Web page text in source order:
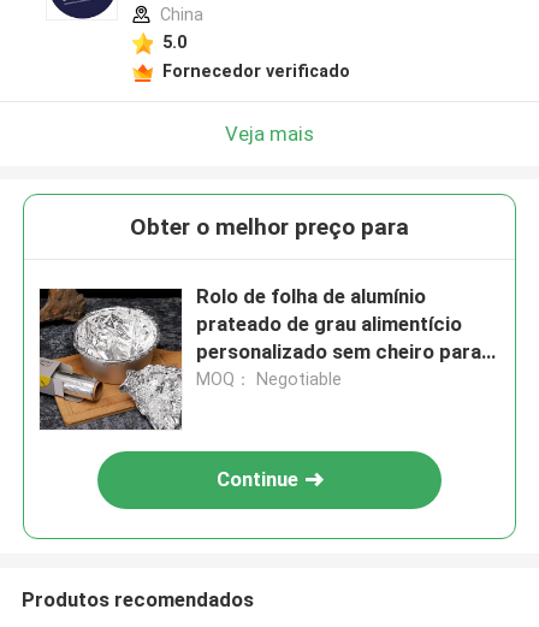
China
5.0
Fornecedor verificado
Veja mais
Obter o melhor preço para
Rolo de folha de alumínio
prateado de grau alimentício
personalizado sem cheiro para
catering
MOQ： Negotiable
Continue
Produtos recomendados